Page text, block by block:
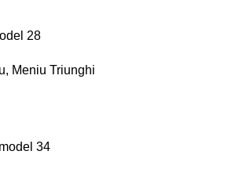
28
, Meniu Triunghi
34